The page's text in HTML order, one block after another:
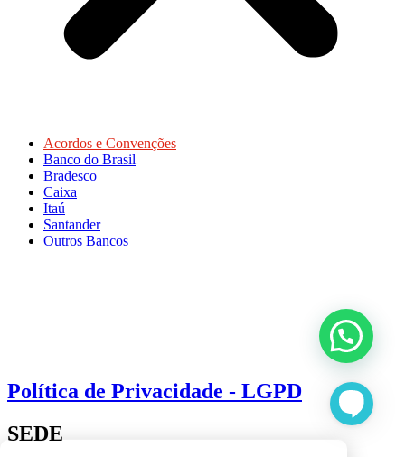
Acordos e Convenções
Banco do Brasil
Bradesco
Caixa
Itaú
Santander
Outros Bancos
Política de Privacidade - LGPD
SEDE